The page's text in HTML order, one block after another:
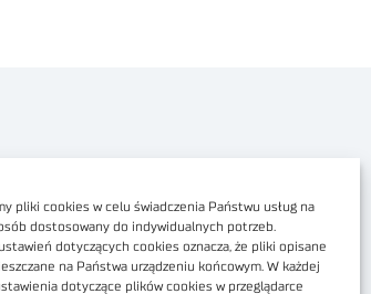
pliki cookies w celu świadczenia Państwu usług na
dostosowany do indywidualnych potrzeb.
dotyczących cookies oznacza, że pliki opisane
na Państwa urządzeniu końcowym. W każdej
dotyczące plików cookies w przeglądarce